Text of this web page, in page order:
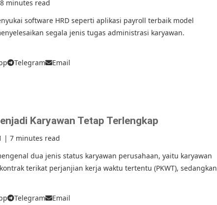
8 minutes read
software HRD seperti aplikasi payroll terbaik model
segala jenis tugas administrasi karyawan.
Telegram Email
Karyawan Tetap Terlengkap
| 7 minutes read
dua jenis status karyawan perusahaan, yaitu karyawan
terikat perjanjian kerja waktu tertentu (PKWT), sedangkan
Telegram Email